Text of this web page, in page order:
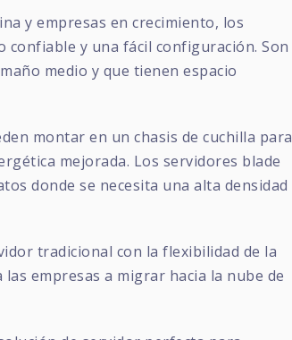
y empresas en crecimiento, los
y una fácil configuración. Son
medio y que tienen espacio
montar en un chasis de cuchilla para
mejorada. Los servidores blade
donde se necesita una alta densidad
tradicional con la flexibilidad de la
empresas a migrar hacia la nube de